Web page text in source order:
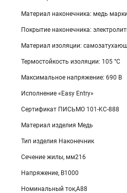
Материал наконечника: медь
Покрытие наконечника:
Материал изоляции:
Термостойкость изоляции: 105 °C
Максимальное напряжение: 690 В
Исполнение «Easy Entry»
Сертификат ПИСЬМО 101-KC-888
Материал изделия Медь
Тип изделия Наконечник
Сечение жилы, мм216
Напряжение, В1000
Номинальный ток,А88